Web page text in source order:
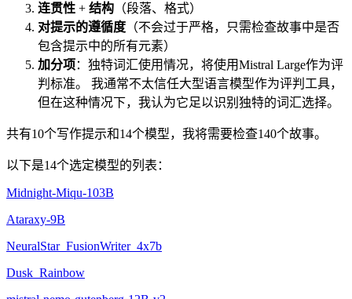
连贯性 + 结构 （段落、格式）
对提示的遵循度 （不会过于严格，只需检查故事中是否
包含提示中的所有元素）
加分项 ：独特词汇使用情况，将使用Mistral Large作为评
判标准。 我通常不太信任大型语言模型作为评判工具，
但在这种情况下，我认为它足以识别独特的词汇选择。
共有10个写作提示和14个模型，我将需要检查140个故事。
以下是14个选定模型的列表：
Midnight-Miqu-103B
Ataraxy-9B
NeuralStar_FusionWriter_4x7b
Dusk_Rainbow